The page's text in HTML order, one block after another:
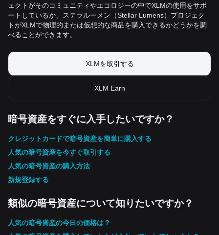
ェクトがそのコミュニティやエコロジーの中でXLMの使用をサポ
ートしているか、ステラルーメン（Stellar Lumens）プロジェク
トがXLMで物理的または仮想的な商品を購入できるかどうかを調
べることができます。
XLMを取引する
XLM Earn
暗号資産をすぐに入手したいですか？
クレジットカードで暗号資産を簡単に購入する
人気の暗号資産を今すぐ取引する
人気の暗号資産の購入方法
新規登録する
類似の暗号資産について知りたいですか？
人気の暗号資産の今日の価格は？